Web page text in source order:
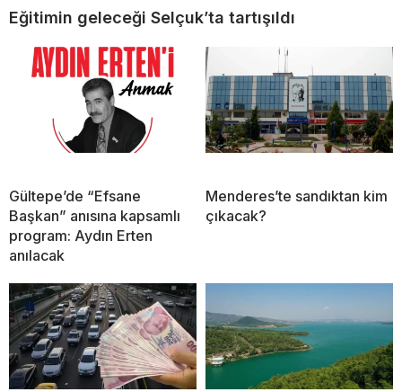
Eğitimin geleceği Selçuk’ta tartışıldı
Gültepe’de “Efsane
Başkan” anısına kapsamlı
program: Aydın Erten
anılacak
Menderes’te sandıktan kim
çıkacak?